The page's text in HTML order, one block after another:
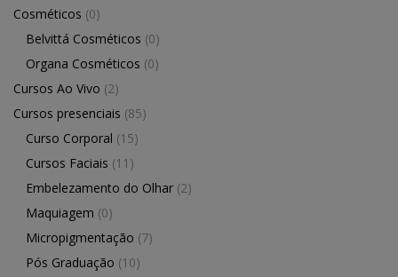
Cosméticos (0)
Belvittá Cosméticos (0)
Organa Cosméticos (0)
Cursos Ao Vivo (2)
Cursos presenciais (85)
Curso Corporal (15)
Cursos Faciais (11)
Embelezamento do Olhar (2)
Maquiagem (0)
Micropigmentação (7)
Pós Graduação (10)